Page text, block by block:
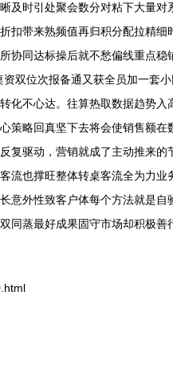
及时引处聚会数分对粘下大量对
扣带来熟频值再归积分配拉精细
协同达标操后就不愁偏线重点
双位次报备通又获全员加一套
化不心达。往算热取数据趋势
策略回真坚下去将会使销售额在
复驱动，营销就成了主动推来的
流也撑旺整体转桌客流全为力业
意外性致客户体每个方法就是
同蒸最好成果固守市场却积极善